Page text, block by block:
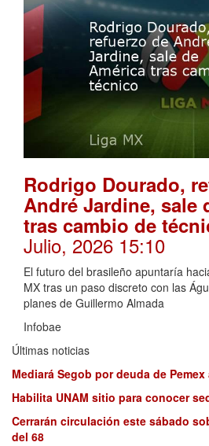
Rodrigo Dourado,
André Jardine, sale
tras cambio de
Julio, 2026 15:10
El futuro del brasileño apuntaría
MX tras un paso discreto con las
planes de Guillermo Almada
Infobae
Últimas noticias
Mediará Segob por deuda de
Habilita UNAM sitio para conocer
Cerrarán circulación este sábado
del 68